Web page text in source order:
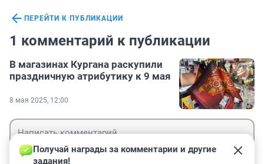
ПЕРЕЙТИ К ПУБЛИКАЦИИ
1 комментарий к публикации
В магазинах Кургана раскупили
праздничную атрибутику к 9 мая
8 мая 2025, 12:00
Получай награды за комментарии и другие
задания!